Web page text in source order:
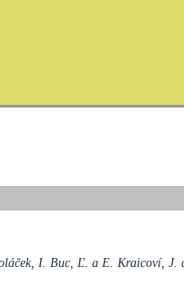
I. Buc, Ľ. a E. Kraicoví, J.